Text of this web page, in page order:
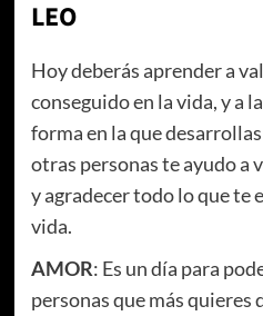
LEO
Hoy deberás aprender a
conseguido en la vida, y a
forma en la que
otras personas te ayudo a
y agradecer todo lo que te
vida.
AMOR: Es un día para
personas que más quieres